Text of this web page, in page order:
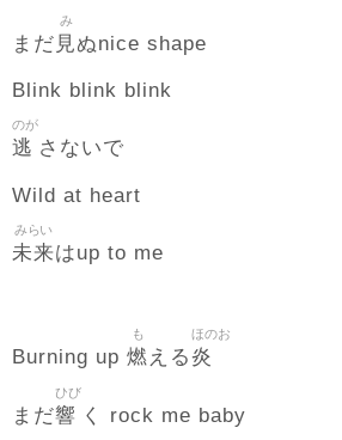
まだ 見
み
ぬnice shape
Blink blink blink
逃
のが
さないで
Wild at heart
未来
みらい
はup to me
Burning up 燃
も
える炎
ほのお
まだ響
ひび
く rock me baby